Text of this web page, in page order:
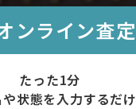
ンライン査定
たった1分
状態を入力するだけ